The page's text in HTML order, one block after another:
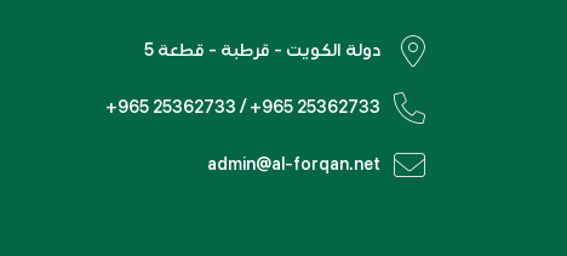
دولة الكويت - قرطبة - قطعة 5
+965 25362733 / +965 25362733
admin@al-forqan.net